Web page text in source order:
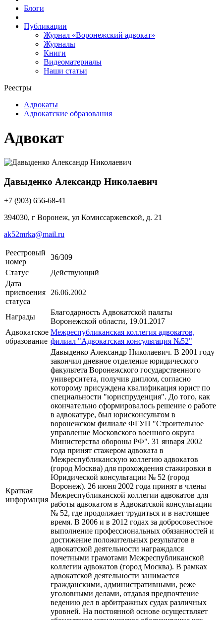
Блоги
Публикации
Журнал «Воронежский адвокат»
Журналы
Книги
Видеоматериалы
Наши статьи
Реестры
Адвокаты
Адвокатские образования
Адвокат
Давыденко Александр Николаевич
+7 (903) 656-68-41
394030, г Воронеж, ул Комиссаржевской, д. 21
ak52mrka@mail.ru
Реестровый
номер
36/309
Статус
Действующий
Дата
присвоения
статуса
26.06.2002
Награды
Благодарность Адвокатской палаты
Воронежской области, 19.01.2017
Адвокатское
образование
Межреспубликанская коллегия адвокатов,
филиал "Адвокатская консультация №52"
Краткая
информация
Давыденко Александр Николаевич. В 2001 году
закончил дневное отделение юридического
факультета Воронежского государственного
университета, получив диплом, согласно
которому присуждена квалификация юрист по
специальности "юриспруденция". До того, как
окончательно сформировалось решение о работе
в адвокатуре, был юрисконсультом в
воронежском филиале ФГУП "Строительное
управление Московского военного округа
Министерства обороны РФ". 31 января 2002
года принят стажером адвоката в
Межреспубликанскую коллегию адвокатов
(город Москва) для прохождения стажировки в
Юридической консультации № 52 (город
Воронеж). 26 июня 2002 года принят в члены
Межреспубликанской коллегии адвокатов для
работы адвокатом в Адвокатской консультации
№ 52, где продолжает трудиться и в настоящее
время. В 2006 и в 2012 годах за добросовестное
выполнение профессиональных обязанностей и
достижение положительных результатов в
адвокатской деятельности награждался
почетными грамотами Межреспубликанской
коллегии адвокатов (город Москва). В рамках
адвокатской деятельности занимается
гражданскими, административными, реже
уголовными делами, отдавая предпочтение
ведению дел в арбитражных судах различных
уровней. На постоянной основе осуществляет